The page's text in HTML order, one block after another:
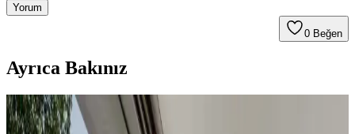
Yorum
0 Beğen
Ayrıca Bakınız
Koltuk ve Aksesuar Sandalyelerde Renk Uyumu ve